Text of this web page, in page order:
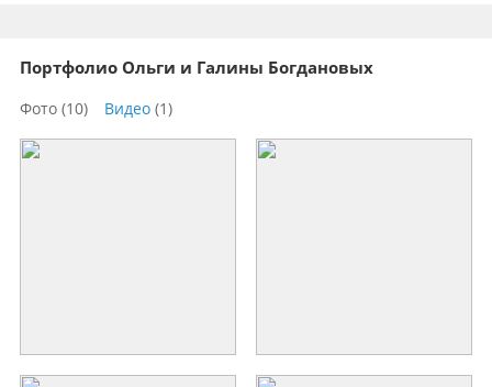
Портфолио Ольги и Галины Богдановых
Фото (10) Видео(1)